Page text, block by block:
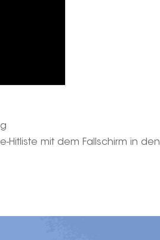
Hitliste mit dem Fallschirm in den